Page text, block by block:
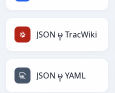
JSON မှ TracWiki
JSON မှ YAML